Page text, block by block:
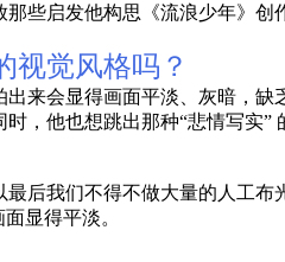
些启发他构思《流浪少年》创
视觉风格吗？
来会显得画面平淡、灰暗，
，他也想跳出那种“悲情写
后我们不得不做大量的人工
显得平淡。